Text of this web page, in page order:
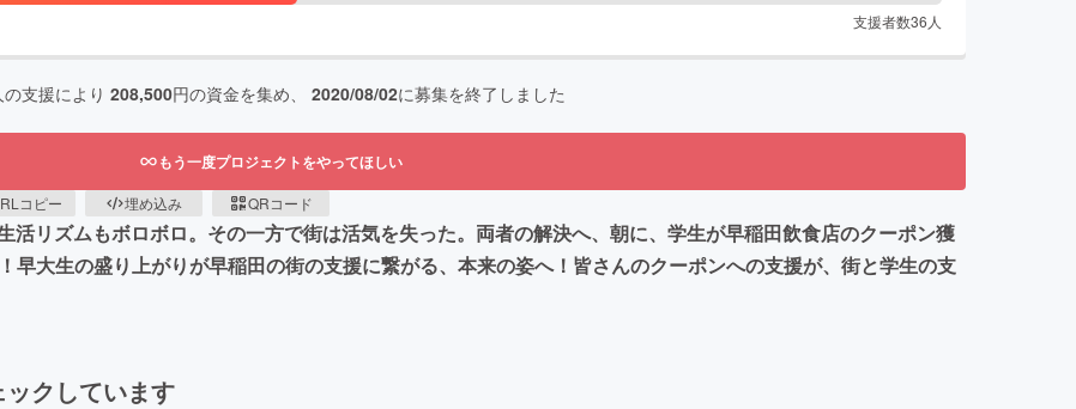
支援者数36 人
の支援により 208,500円の資金を集め、 2020/08/02に募集を終了しました
もう一度プロジェクトをやってほしい
コピー 埋め込み QRコード
活リズムもボロボロ。その一方で街は活気を失った。両者の解決へ、朝に、学生が早稲田飲食店のクーポン獲
早大生の盛り上がりが早稲田の街の支援に繋がる、本来の姿へ！皆さんのクーポンへの支援が、街と学生の支
クしています